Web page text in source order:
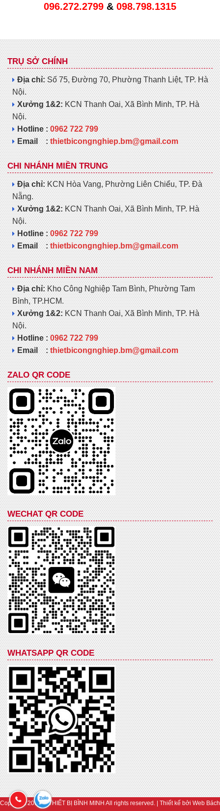
096.272.2799 & 098.798.1315
TRỤ SỞ CHÍNH
Địa chỉ:Số 75, Đường 70, Phường Thanh Liệt, TP. Hà
Nội.
Xưởng 1&2:KCN Thanh Oai, Xã Bình Minh, TP. Hà
Nội.
Hotline :0962 722 799
Email :thietbicongnghiep.bm@gmail.com
CHI NHÁNH MIỀN TRUNG
Địa chỉ:KCN Hòa Vang, Phường Liên Chiểu, TP. Đà
Nẵng.
Xưởng 1&2:KCN Thanh Oai, Xã Bình Minh, TP. Hà
Nội.
Hotline :0962 722 799
Email :thietbicongnghiep.bm@gmail.com
CHI NHÁNH MIỀN NAM
Địa chỉ:Kho Công Nghiệp Tam Bình, Phường Tam
Bình, TP.HCM.
Xưởng 1&2:KCN Thanh Oai, Xã Bình Minh, TP. Hà
Nội.
Hotline :0962 722 799
Email :thietbicongnghiep.bm@gmail.com
ZALO QR CODE
WECHAT QR CODE
WHATSAPP QR CODE
Copyright 2019 © THIẾT BỊ BÌNH MINH All rights reserved. | Thiết kế bởi Web Bách